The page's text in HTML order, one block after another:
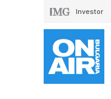
Investor